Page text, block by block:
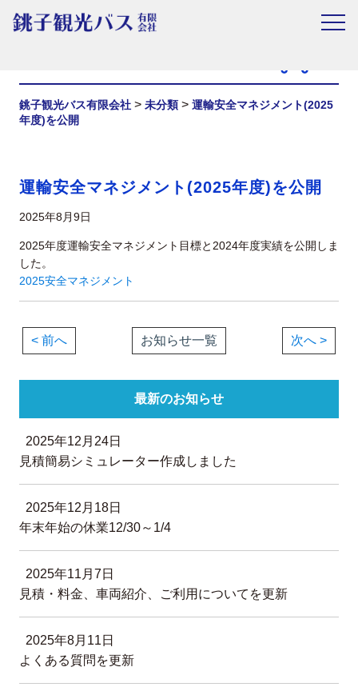
銚子観光バス有限会社 > 未分類 > 運輸安全マネジメント(2025
年度)を公開
運輸安全マネジメント(2025年度)を公開
2025年8月9日
2025年度運輸安全マネジメント目標と2024年度実績を公開しま
した。
2025安全マネジメント
< 前へ お知らせ一覧 次へ >
最新のお知らせ
2025年12月24日
見積簡易シミュレーター作成しました
2025年12月18日
年末年始の休業12/30～1/4
2025年11月7日
見積・料金、車両紹介、ご利用についてを更新
2025年8月11日
よくある質問を更新